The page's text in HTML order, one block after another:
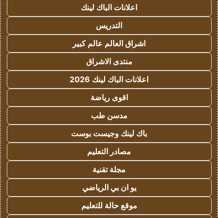
اعلانات الباك لينك
التدريس
اشراق العالم عالم كبير
منتدى الاشراق
اعلانات الباك لينك 2026
اقوى رياضة
مدسن طب
باك لينك وجيست بوست
مصادر التعليم
مجلة تقنية
يو ان بي الرياضي
موقع حالة للتعليم